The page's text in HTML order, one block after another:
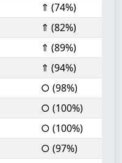
⇑ (74%)
⇑ (82%)
⇑ (89%)
⇑ (94%)
○ (98%)
○ (100%)
○ (100%)
○ (97%)